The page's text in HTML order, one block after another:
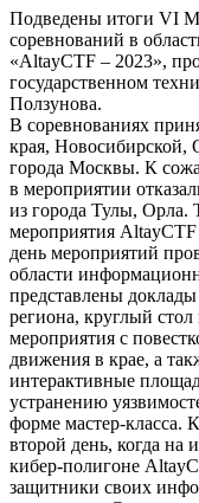
Подведены итоги VI
соревнований в
«AltayCTF – 2023»,
государственном
Ползунова.
В соревнованиях
края, Новосибирской,
города Москвы. К
в мероприятии
из города Тулы, Орла.
мероприятия
день мероприятий
области
представлены
региона, круглый
мероприятия с
движения в крае, а
интерактивные
устранению
форме мастер-класса.
второй день, когда на
кибер-полигоне
защитники своих